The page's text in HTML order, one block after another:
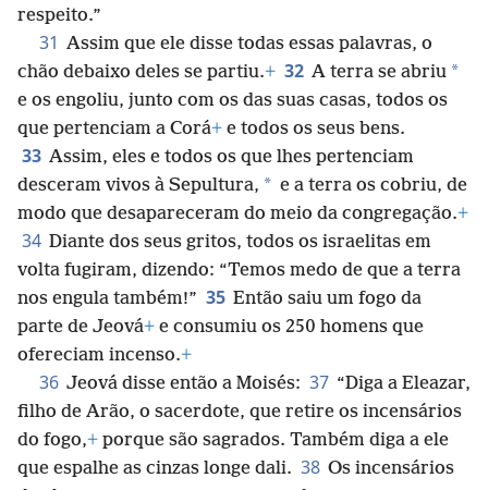
respeito.”
31 Assim que ele disse todas essas palavras, o
chão debaixo deles se partiu.+ 32 A terra se abriu *
e os engoliu, junto com os das suas casas, todos os
que pertenciam a Corá+ e todos os seus bens.
33 Assim, eles e todos os que lhes pertenciam
desceram vivos à Sepultura, * e a terra os cobriu, de
modo que desapareceram do meio da congregação.+
34 Diante dos seus gritos, todos os israelitas em
volta fugiram, dizendo: “Temos medo de que a terra
nos engula também!” 35 Então saiu um fogo da
parte de Jeová+ e consumiu os 250 homens que
ofereciam incenso.+
36 Jeová disse então a Moisés: 37 “Diga a Eleazar,
filho de Arão, o sacerdote, que retire os incensários
do fogo,+ porque são sagrados. Também diga a ele
que espalhe as cinzas longe dali. 38 Os incensários